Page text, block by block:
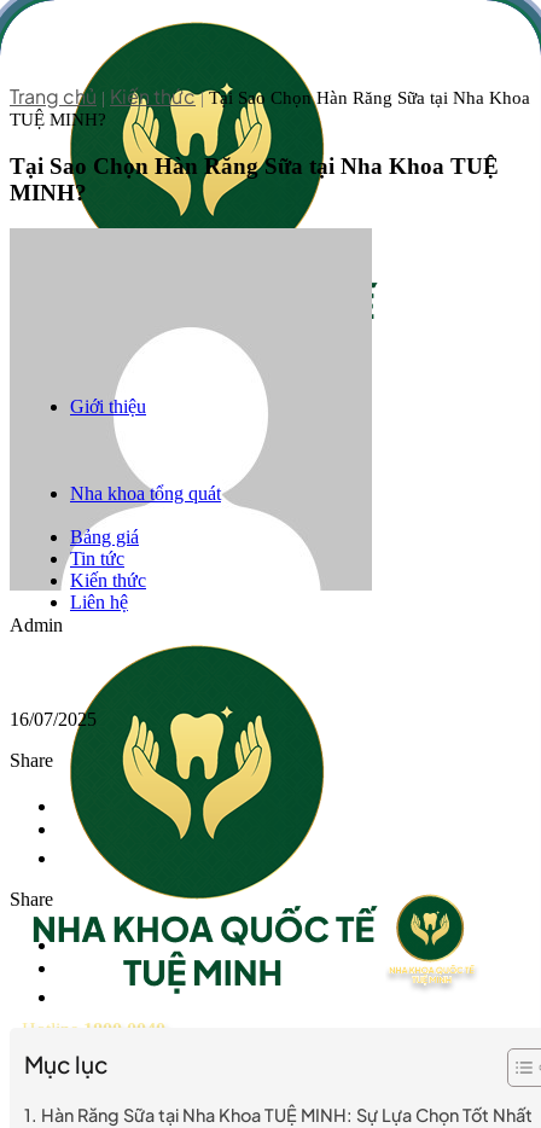
Giới thiệu
Răng sứ thẩm mỹ
Niềng răng
Trồng răng implant
Nha khoa tổng quát
Câu chuyện khách hàng
Bảng giá
Tin tức
Kiến thức
Liên hệ
Hotline 1800 0040
Trang chủ | Kiến thức|Tại Sao Chọn Hàn Răng Sữa tại Nha Khoa
TUỆ MINH?
Tại Sao Chọn Hàn Răng Sữa tại Nha Khoa TUỆ
MINH?
Admin
16/07/2025
Share
Share
Mục lục
Hàn Răng Sữa tại Nha Khoa TUỆ MINH: Sự Lựa Chọn Tốt Nhất